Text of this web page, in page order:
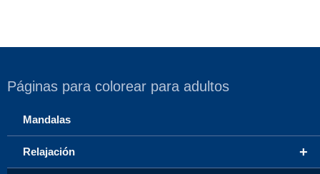
Páginas para colorear para adultos
Mandalas
+
Relajación